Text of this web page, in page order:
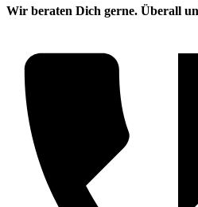
Wir beraten Dich gerne. Überall